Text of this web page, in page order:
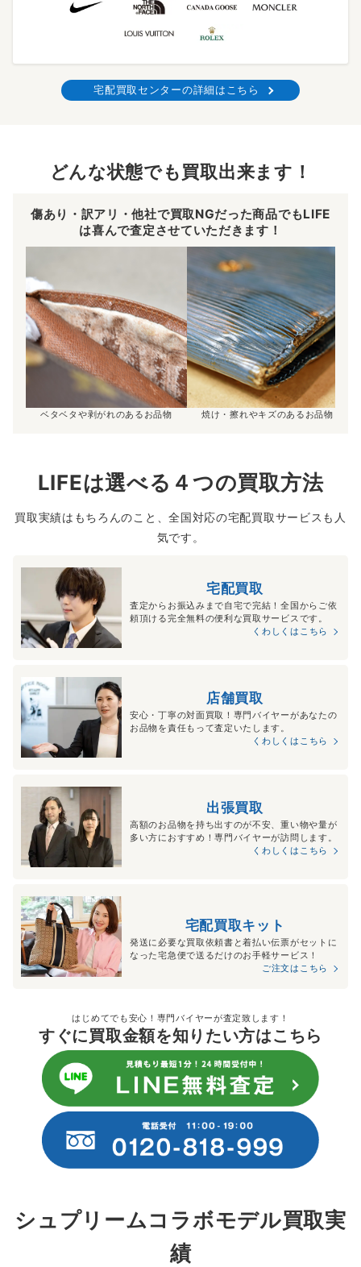
宅配買取センターの詳細はこちら
どんな状態でも買取出来ます！
傷あり・訳アリ・他社で買取NGだった商品でもLIFE
は喜んで査定させていただきます！
ベタベタや剥がれのあるお品物 焼け・擦れやキズのあるお品物
LIFEは選べる４つの買取方法
買取実績はもちろんのこと、全国対応の宅配買取サービスも人
気です。
宅配買取
査定からお振込みまで自宅で完結！全国からご依
頼頂ける完全無料の便利な買取サービスです。
くわしくはこちら
店舗買取
安心・丁寧の対面買取！専門バイヤーがあなたの
お品物を責任もって査定いたします。
くわしくはこちら
出張買取
高額のお品物を持ち出すのが不安、重い物や量が
多い方におすすめ！専門バイヤーが訪問します。
くわしくはこちら
宅配買取キット
発送に必要な買取依頼書と着払い伝票がセットに
なった宅急便で送るだけのお手軽サービス！
ご注文はこちら
はじめてでも安心！専門バイヤーが査定致します！
すぐに買取金額を知りたい方はこちら
シュプリームコラボモデル買取実
績